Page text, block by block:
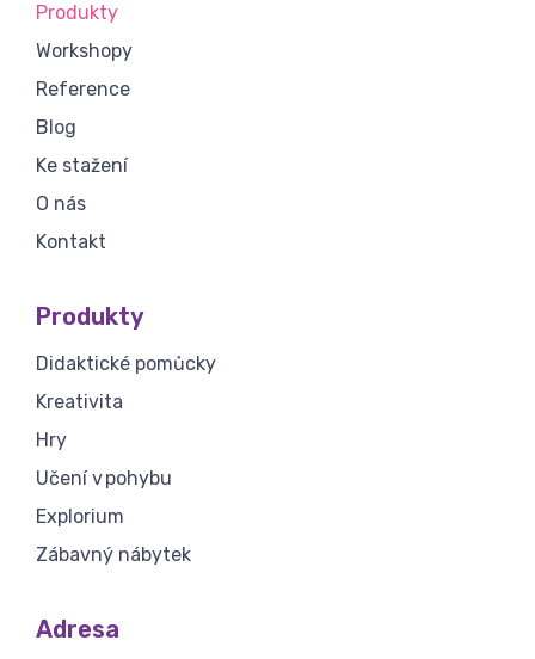
Produkty
Workshopy
Reference
Blog
Ke stažení
O nás
Kontakt
Produkty
Didaktické pomůcky
Kreativita
Hry
Učení v pohybu
Explorium
Zábavný nábytek
Adresa